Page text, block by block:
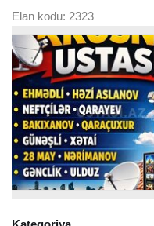
Elan kodu: 2323